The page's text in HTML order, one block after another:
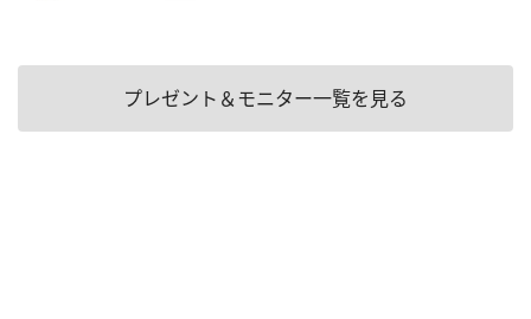
プレゼント＆モニター一覧を見る